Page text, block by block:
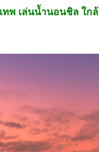
ทพ เล่นน้ำนอนชิล ใก